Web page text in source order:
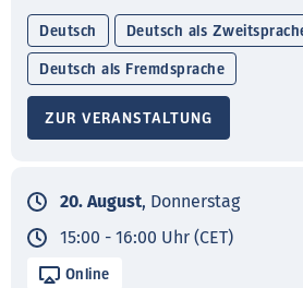
Deutsch Deutsch als
Deutsch als Fremdsprache
ZUR VERANSTALTUNG
20. August, Donnerstag
15:00 - 16:00 Uhr (CET)
Online